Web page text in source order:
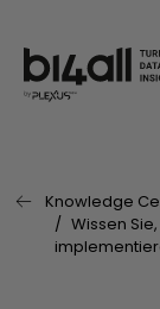
Vorherige Seite:
Knowledge
Wissen